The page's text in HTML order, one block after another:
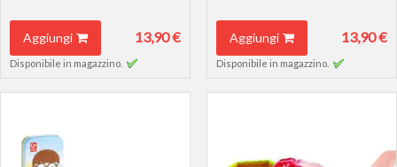
Aggiungi 13,90 €
Disponibile in magazzino.
Aggiungi 13,90 €
Disponibile in magazzino.